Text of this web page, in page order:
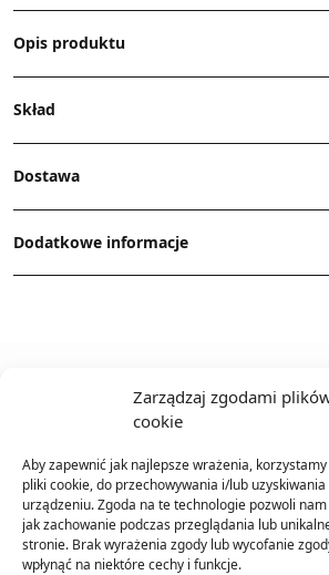
Zarządzaj zgodami
cookie
Aby zapewnić jak najlepsze wrażenia,
pliki cookie, do przechowywania i/lub
urządzeniu. Zgoda na te technologie pozwoli
jak zachowanie podczas przeglądania lub
stronie. Brak wyrażenia zgody lub wycofanie
wpłynąć na niektóre cechy i funkcje.
Opis produktu
Skład
Dostawa
Dodatkowe informacje
TO SIĘ TERAZ